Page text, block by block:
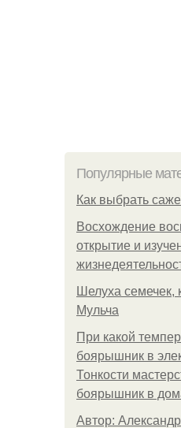
Популярные
Как выбрать
Восхождение
открытие и
Шелуха семечек,
Мульча
При какой
боярышник в
Тонкости
боярышник в
Автор: